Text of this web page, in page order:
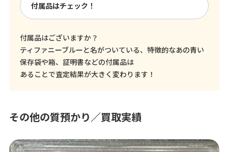
付属品はチェック！
付属品はございますか？
ティファニーブルーと名がついている、特徴的なあの青い
保存袋や箱、証明書などの付属品は
あることで査定結果が大きく変わります！
その他の質預かり／買取実績